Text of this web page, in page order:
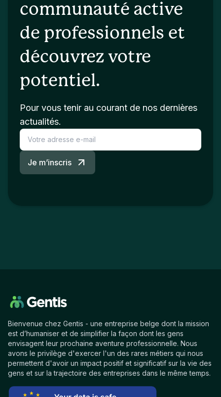
communauté active
de professionnels et
découvrez votre
potentiel.
Pour vous tenir au courant de nos dernières
actualités.
Je m’inscris
Bienvenue chez Gentis - une entreprise belge dont la mission
est d’humaniser et de simplifier la façon dont les gens
envisagent leur prochaine aventure professionnelle. Nous
avons le privilège d'exercer l'un des rares métiers qui nous
permettent d'avoir un impact positif et significatif sur la vie des
gens et sur la trajectoire des entreprises dans le même temps.